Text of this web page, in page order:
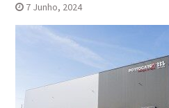
7 Junho, 2024